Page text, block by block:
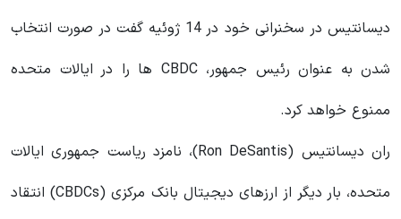
دیسانتیس در سخنرانی خود در 14 ژوئیه گفت در صورت انتخاب
شدن به عنوان رئیس جمهور، CBDC ها را در ایالات متحده
ممنوع خواهد کرد.
ران دیسانتیس (Ron DeSantis)، نامزد ریاست جمهوری ایالات
متحده، بار دیگر از ارزهای دیجیتال بانک مرکزی (CBDCs) انتقاد